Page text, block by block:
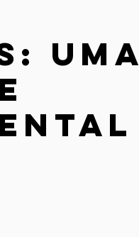
Uma